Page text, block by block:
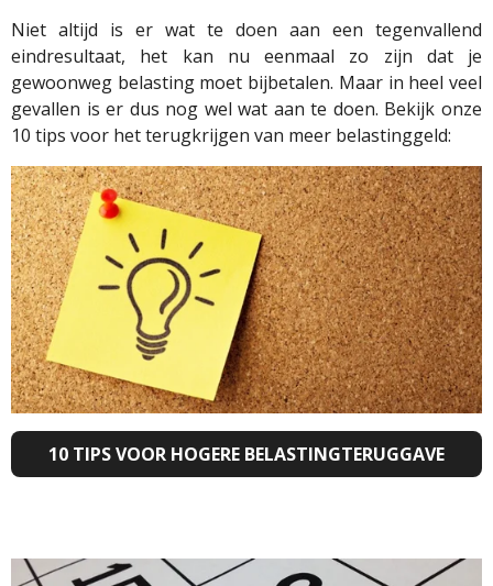
Niet altijd is er wat te doen aan een tegenvallend
eindresultaat, het kan nu eenmaal zo zijn dat je
gewoonweg belasting moet bijbetalen. Maar in heel veel
gevallen is er dus nog wel wat aan te doen. Bekijk onze
10 tips voor het terugkrijgen van meer belastinggeld:
10 TIPS VOOR HOGERE BELASTINGTERUGGAVE